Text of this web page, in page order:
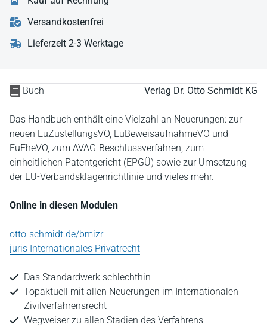
Buch Verlag Dr. Otto Schmidt KG
Das Handbuch enthält eine Vielzahl an Neuerungen: zur
neuen EuZustellungsVO, EuBeweisaufnahmeVO und
EuEheVO, zum AVAG-Beschlussverfahren, zum
einheitlichen Patentgericht (EPGÜ) sowie zur Umsetzung
der EU-Verbandsklagenrichtlinie und vieles mehr.
Online in diesen Modulen
otto-schmidt.de/bmizr
juris Internationales Privatrecht
Das Standardwerk schlechthin
Topaktuell mit allen Neuerungen im Internationalen
Zivilverfahrensrecht
Wegweiser zu allen Stadien des Verfahrens
Versandkostenfrei
Lieferzeit 2-3 Werktage